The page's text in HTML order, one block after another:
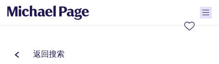
返回搜索